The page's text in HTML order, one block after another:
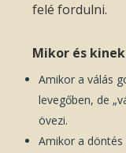
felé fordulni.
Mikor és
Amikor a válás
levegőben, de
övezi.
Amikor a